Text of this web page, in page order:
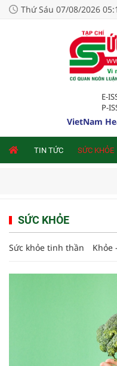
Thứ Sáu 07/08/2026
E-
P-
VietNam
TIN TỨC SỨC KHỎE
SỨC KHỎE
Sức khỏe tinh thần Khỏe